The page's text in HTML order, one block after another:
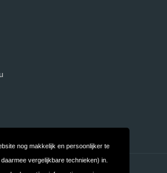
nog makkelijk en persoonlijker te
vergelijkbare technieken) in.
Privacy